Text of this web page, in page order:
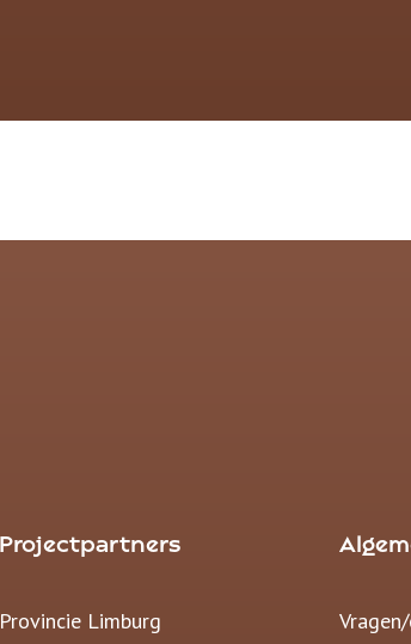
Projectpartners
Provincie Limburg